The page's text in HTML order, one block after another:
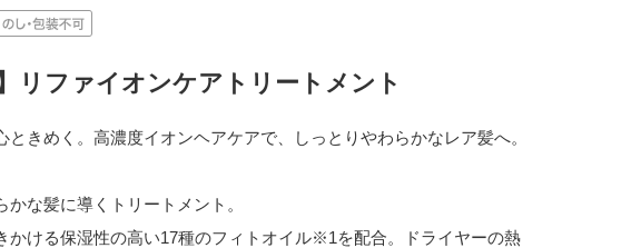
リファイオンケアトリートメント
ときめく。高濃度イオンヘアケアで、しっとりやわらかなレア髪へ。
かな髪に導くトリートメント。
かける保湿性の高い17種のフィトオイル※1を配合。ドライヤーの熱